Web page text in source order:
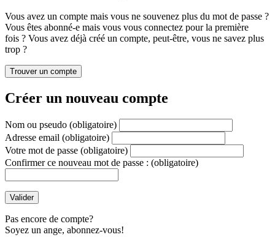
Vous avez un compte mais vous ne souvenez plus du mot de passe ?
Vous êtes abonné-e mais vous vous connectez pour la première
fois ? Vous avez déjà créé un compte, peut-être, vous ne savez plus
trop ?
Créer un nouveau compte
Nom ou pseudo (obligatoire)
Adresse email (obligatoire)
Votre mot de passe (obligatoire)
Confirmer ce nouveau mot de passe : (obligatoire)
Pas encore de compte?
Soyez un ange, abonnez-vous!